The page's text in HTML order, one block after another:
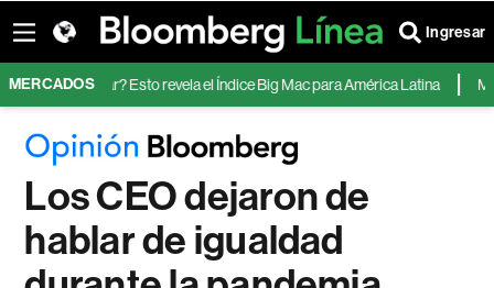
Ingresar
MERCADOS
al dólar? Esto revela el Índice Big Mac para América Latina
Los CEO dejaron de
hablar de igualdad